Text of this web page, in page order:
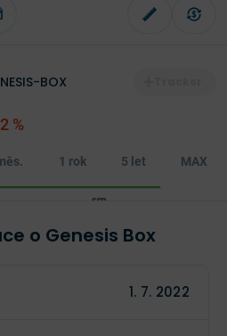
BOX
%
1 rok 5 let MAX
o Genesis Box
1. 7. 2022